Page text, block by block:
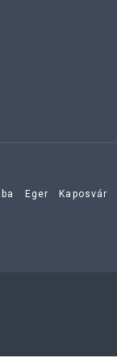
Eger Kaposvár